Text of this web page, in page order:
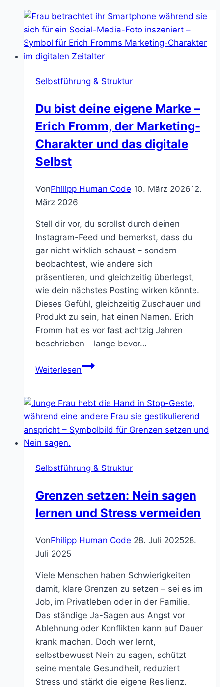
Selbstführung & Struktur
Du bist deine eigene Marke –
Erich Fromm, der Marketing-
Charakter und das digitale
Selbst
VonPhilipp Human Code 10. März 202612.
März 2026
Stell dir vor, du scrollst durch deinen
Instagram-Feed und bemerkst, dass du
gar nicht wirklich schaust – sondern
beobachtest, wie andere sich
präsentieren, und gleichzeitig überlegst,
wie dein nächstes Posting wirken könnte.
Dieses Gefühl, gleichzeitig Zuschauer und
Produkt zu sein, hat einen Namen. Erich
Fromm hat es vor fast achtzig Jahren
beschrieben – lange bevor…
WeiterlesenDu
eigene
Marke
–
der
Charakter
und
digitale
Selbstführung & Struktur
Grenzen setzen: Nein sagen
lernen und Stress vermeiden
VonPhilipp Human Code 28. Juli 202528.
Juli 2025
Viele Menschen haben Schwierigkeiten
damit, klare Grenzen zu setzen – sei es im
Job, im Privatleben oder in der Familie.
Das ständige Ja-Sagen aus Angst vor
Ablehnung oder Konflikten kann auf Dauer
krank machen. Doch wer lernt,
selbstbewusst Nein zu sagen, schützt
seine mentale Gesundheit, reduziert
Stress und stärkt die eigene Resilienz.